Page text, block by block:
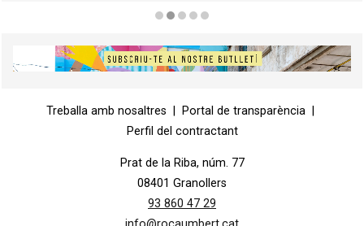
Treballa amb nosaltres
Portal de transparència
Perfil del contractant
Prat de la Riba, núm. 77
08401 Granollers
93 860 47 29